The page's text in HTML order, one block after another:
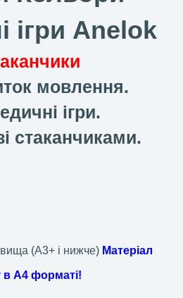
ігри Anelok
мовлення.
ігри.
стаканчиками.
(А3+ і нижче) Матеріал
в А4 форматі!